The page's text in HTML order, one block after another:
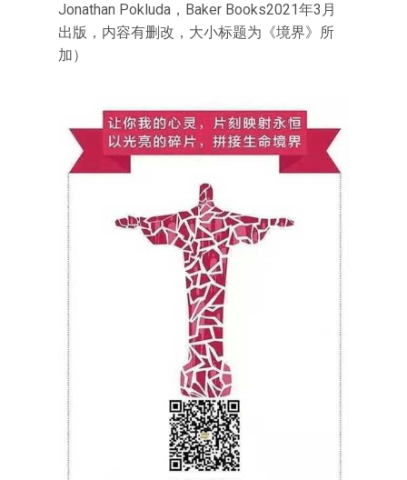
Jonathan Pokluda，Baker Books2021年3月
出版，内容有删改，大小标题为《境界》所
加）